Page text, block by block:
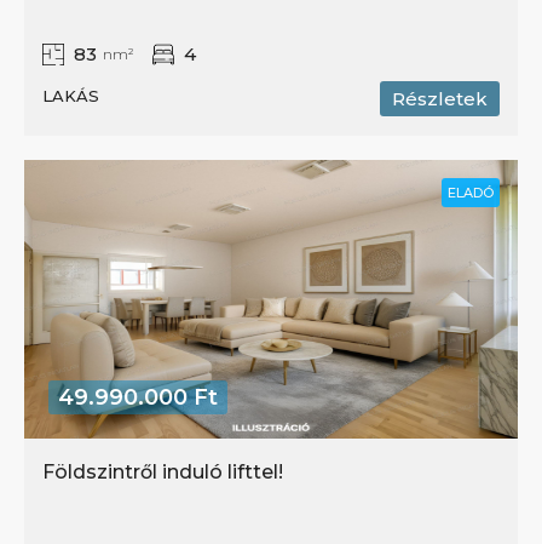
83 nm² 4
LAKÁS Részletek
ELADÓ
49.990.000 Ft
Földszintről induló lifttel!